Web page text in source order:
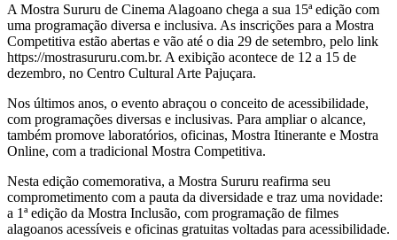
A Mostra Sururu de Cinema Alagoano chega a sua 15ª edição com
uma programação diversa e inclusiva. As inscrições para a Mostra
Competitiva estão abertas e vão até o dia 29 de setembro, pelo link
https://mostrasururu.com.br. A exibição acontece de 12 a 15 de
dezembro, no Centro Cultural Arte Pajuçara.
Nos últimos anos, o evento abraçou o conceito de acessibilidade,
com programações diversas e inclusivas. Para ampliar o alcance,
também promove laboratórios, oficinas, Mostra Itinerante e Mostra
Online, com a tradicional Mostra Competitiva.
Nesta edição comemorativa, a Mostra Sururu reafirma seu
comprometimento com a pauta da diversidade e traz uma novidade:
a 1ª edição da Mostra Inclusão, com programação de filmes
alagoanos acessíveis e oficinas gratuitas voltadas para acessibilidade.